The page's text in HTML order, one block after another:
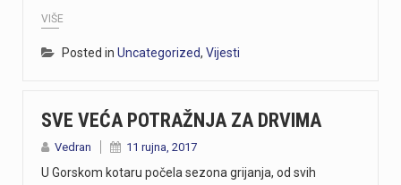
VIŠE
Posted in Uncategorized, Vijesti
SVE VEĆA POTRAŽNJA ZA DRVIMA
Vedran 11 rujna, 2017
U Gorskom kotaru počela sezona grijanja, od svih